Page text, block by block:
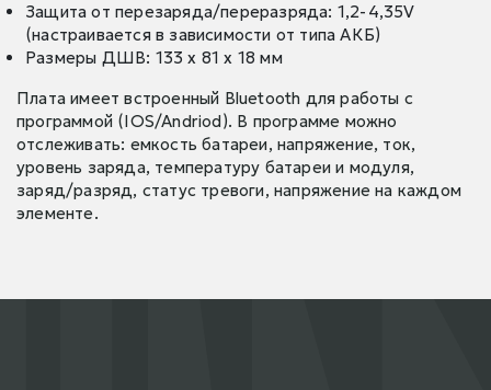
Защита от перезаряда/переразряда: 1,2-4,35V
(настраивается в зависимости от типа АКБ)
Размеры ДШВ: 133 x 81 x 18 мм
Плата имеет встроенный Bluetooth для работы с
программой (IOS/Andriod). В программе можно
отслеживать: емкость батареи, напряжение, ток,
уровень заряда, температуру батареи и модуля,
заряд/разряд, статус тревоги, напряжение на каждом
элементе.